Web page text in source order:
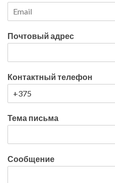
Почтовый адрес
Контактный телефон
Тема письма
Сообщение